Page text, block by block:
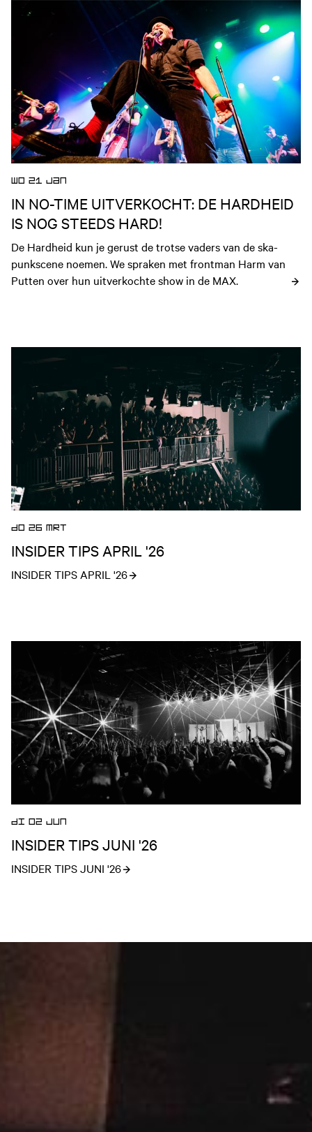
Open nieuws artikel
WO 21 JAN
IN NO-TIME UITVERKOCHT: DE HARDHEID
IS NOG STEEDS HARD!
De Hardheid kun je gerust de trotse vaders van de ska-
punkscene noemen. We spraken met frontman Harm van
Putten over hun uitverkochte show in de MAX.
Open nieuws artikel
DO 26 MRT
INSIDER TIPS APRIL '26
INSIDER TIPS APRIL '26
Open nieuws artikel
DI 02 JUN
INSIDER TIPS JUNI '26
INSIDER TIPS JUNI '26